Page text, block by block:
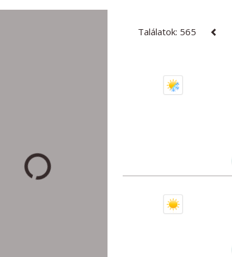
Találatok: 565